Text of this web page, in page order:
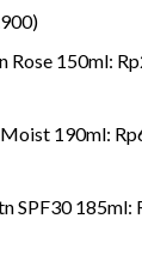
Rose 150ml:
190ml:
SPF30 185ml: